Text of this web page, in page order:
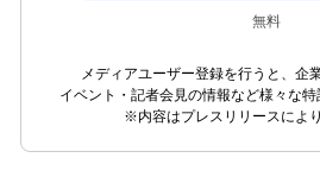
無料
メディアユーザー登録を行うと、企
イベント・記者会見の情報など様々な特
※内容はプレスリリースによ